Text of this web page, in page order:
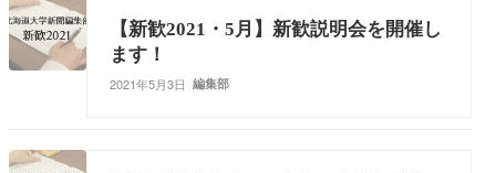
【新歓2021・5月】新歓説明会を開催し
ます！
編集部
2021年5月3日